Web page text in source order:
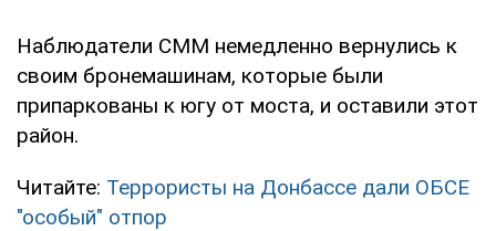
Наблюдатели СММ немедленно вернулись к
своим бронемашинам, которые были
припаркованы к югу от моста, и оставили этот
район.
Читайте: Террористы на Донбассе дали ОБСЕ
"особый" отпор